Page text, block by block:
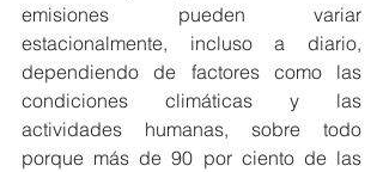
emisiones pueden variar
estacionalmente, incluso a diario,
dependiendo de factores como las
condiciones climáticas y las
actividades humanas, sobre todo
porque más de 90 por ciento de las